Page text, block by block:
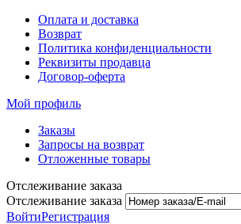
Оплата и доставка
Возврат
Политика конфиденциальности
Реквизиты продавца
Договор-оферта
Мой профиль
Заказы
Запросы на возврат
Отложенные товары
Отслеживание заказа
Отслеживание заказа
ВойтиРегистрация